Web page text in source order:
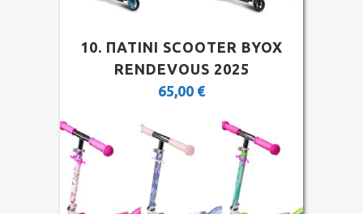
10. ΠΑΤΙΝΙ SCOOTER BYOX
RENDEVOUS 2025
65,00 €